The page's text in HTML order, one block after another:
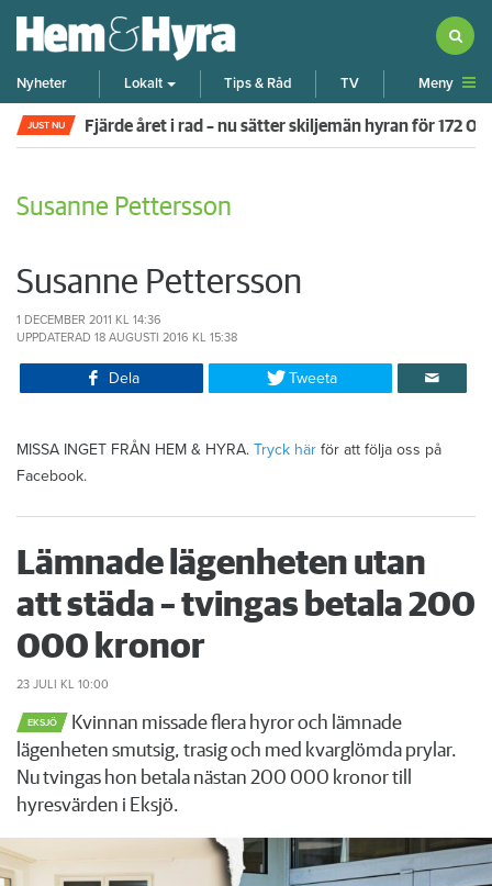
Nyheter Lokalt Tips & Råd TV Meny
JUST NU Fjärde året i rad – nu sätter skiljemän hyran för 172
Susanne Pettersson
Susanne Pettersson
1 DECEMBER 2011 KL 14:36
UPPDATERAD 18 AUGUSTI 2016 KL 15:38
Dela Tweeta
MISSA INGET FRÅN HEM & HYRA. Tryck här för att följa oss på
Facebook.
Lämnade lägenheten utan
att städa – tvingas betala 200
000 kronor
23 JULI KL 10:00
EKSJÖ
Kvinnan missade flera hyror och lämnade
lägenheten smutsig, trasig och med kvarglömda prylar.
Nu tvingas hon betala nästan 200 000 kronor till
hyresvärden i Eksjö.